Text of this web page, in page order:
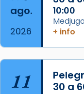
Josep Omella,
concelebrat el
Mons. David
📸 Dr. G. Simón
Foto
View on Facebook ·
ago.
2026
10:00
+ info
11
30 a